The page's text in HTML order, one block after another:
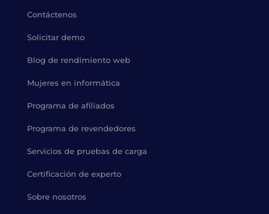
Contáctenos
Solicitar demo
Blog de rendimiento web
Mujeres en informática
Programa de afiliados
Programa de revendedores
Servicios de pruebas de carga
Certificación de experto
Sobre nosotros